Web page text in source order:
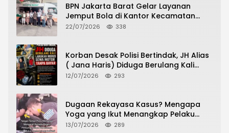
BPN Jakarta Barat Gelar Layanan
Jemput Bola di Kantor Kecamatan
Grogol Petamburan, Warga Antusias
22/07/2026 338
Korban Desak Polisi Bertindak, JH Alias
( Jana Haris) Diduga Berulang Kali
Lakukan Modus Sewa Motor Tanpa
12/07/2026 293
Dugaan Rekayasa Kasus? Mengapa
Yoga yang Ikut Menangkap Pelaku
Pencurian Toko Ponsel di Pancur Batu
13/07/2026 289